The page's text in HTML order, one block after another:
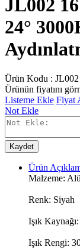
JL002
24°
Ürün Kodu : JL002
Ürünün fiyatını
Listeme Ekle Fiyat
Not Ekle
Kaydet
Ürün
Malzeme:
Renk: Siyah
Işık
Işık Rengi: